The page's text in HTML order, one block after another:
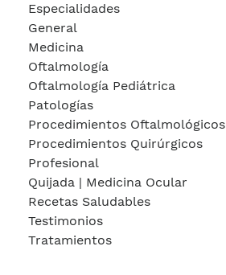
Especialidades
General
Medicina
Oftalmología
Oftalmología Pediátrica
Patologías
Procedimientos Oftalmológicos
Procedimientos Quirúrgicos
Profesional
Quijada | Medicina Ocular
Recetas Saludables
Testimonios
Tratamientos